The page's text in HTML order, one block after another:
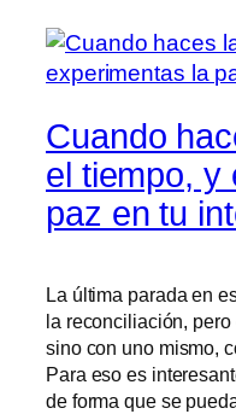
Cuando
el tiempo, y
paz en tu
La última parada en
la reconciliación, pero
sino con uno mismo,
Para eso es
de forma que se